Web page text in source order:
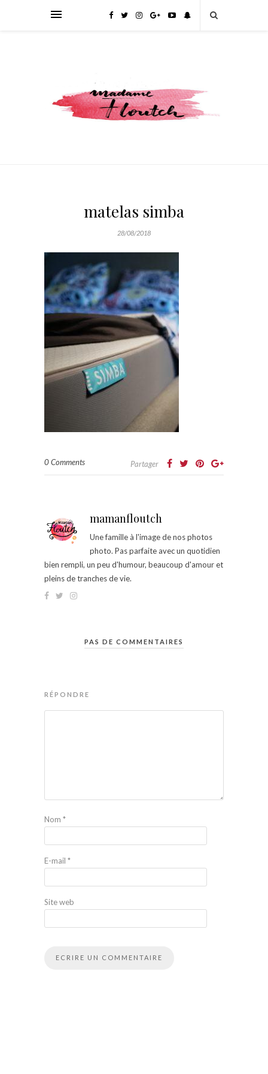
matelas simba
28/08/2018
0 Comments Partager
mamanfloutch
Une famille à l'image de nos photos
photo. Pas parfaite avec un quotidien
bien rempli, un peu d'humour, beaucoup d'amour et
pleins de tranches de vie.
PAS DE COMMENTAIRES
RÉPONDRE
Nom *
E-mail *
Site web